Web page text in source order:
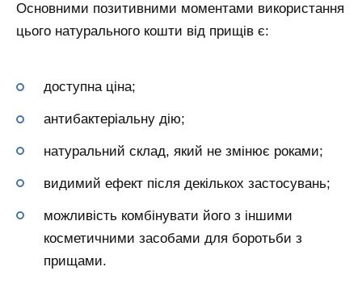
Основними позитивними моментами використання
цього натурального кошти від прищів є:
доступна ціна;
антибактеріальну дію;
натуральний склад, який не змінює роками;
видимий ефект після декількох застосувань;
можливість комбінувати його з іншими
косметичними засобами для боротьби з
прищами.